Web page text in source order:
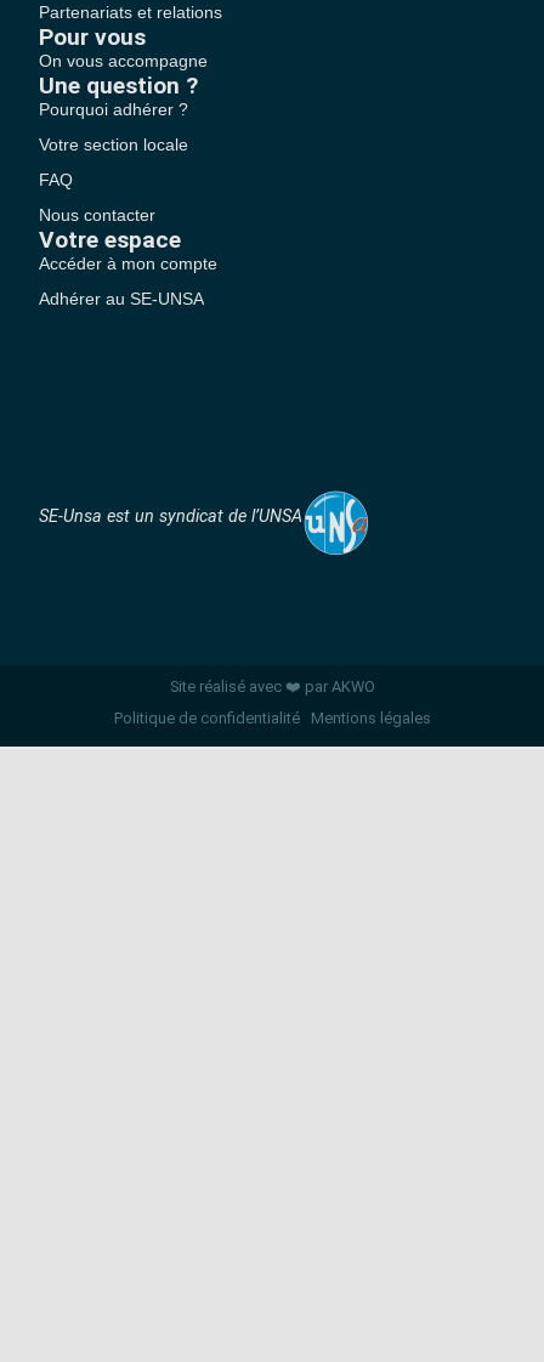
Partenariats et relations
Pour vous
On vous accompagne
Une question ?
Pourquoi adhérer ?
Votre section locale
FAQ
Nous contacter
Votre espace
Accéder à mon compte
Adhérer au SE-UNSA
SE-Unsa est un syndicat de l’UNSA
Site réalisé avec ❤️ par AKWO
Politique de confidentialité
Mentions légales